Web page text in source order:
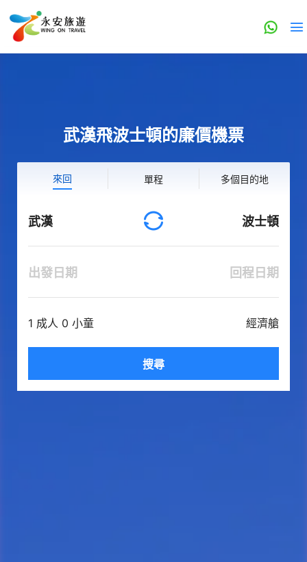
武漢飛波士頓的廉價機票
來回 單程 多個目的地
武漢 波士頓
出發日期 回程日期
1 成人 0 小童 經濟艙
搜尋